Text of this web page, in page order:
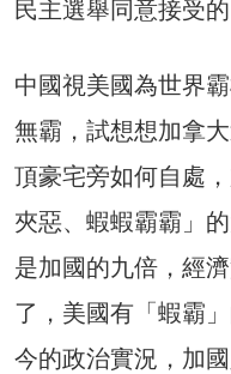
民主選舉同意接受的
中國視美國為世界
無霸，試想想加拿
頂豪宅旁如何自處
夾惡、蝦蝦霸霸」
是加國的九倍，經
了，美國有「蝦霸
今的政治實況，加